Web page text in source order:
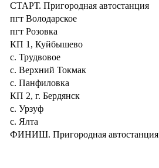
СТАРТ. Пригородная автостанция
пгт Володарское
пгт Розовка
КП 1, Куйбышево
с. Трудвовое
с. Верхний Токмак
с. Панфиловка
КП 2, г. Бердянск
с. Урзуф
с. Ялта
ФИНИШ. Пригородная автостанция